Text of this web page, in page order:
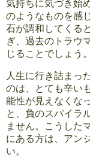
気持ちに気づき始
のようなものを感
石が調和してくる
ぎ、過去のトラウ
じることでしょう。
人生に行き詰まっ
のは、とても辛い
能性が見えなくな
と、負のスパイラ
ません。こうした
にある方は、アン
い。